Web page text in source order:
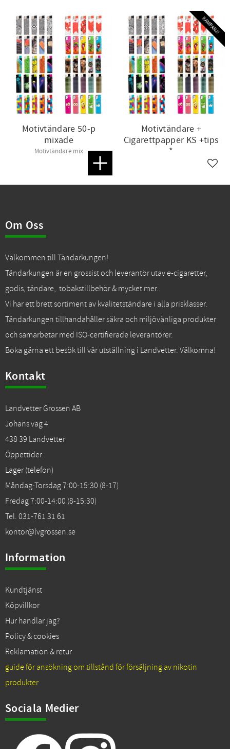
Motivtändare 50-p
mixade
Motivtändare mix
Lägg till i favoriter
Motivtändare +
Cigarettpapper KS +tips
*
KAMPANJ!
Om Oss
Välkommen till Tändarkungen!
Tändarkungen är en grossist och leverantör utav e-cigaretter,
godis, tändare, tobakstillbehör & mycket mer.
Vi har ett brett sortiment av kvalitetständare i alla prisklasser.
Tändarkungen tillhandahåller säkra och miljövänliga produkter
och samarbetar med ISO-certifierade leverantörer.
Boka gärna ett besök till vår utställning i Landvetter. Välkomna!
Kontakt
Landvetter Grossen AB
Johans väg 4
438 39 Landvetter
Öppettider:
Lager (telefon)
Måndag-Torsdag 7:00-15:30 (8-17)
Fredag 7:00-14:00 (8-15:30)
Tel. 031-761 31 61
kontor@lvgrossen.se
Information
Kundtjänst
Köpvillkor
Hur handlar jag?
Policy & cookies
Reklamation & retur
guide för ansökning om tillstånd för försäljning av nikotin
produkter
Sociala Medier